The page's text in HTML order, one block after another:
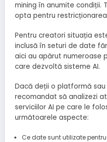
mining în anumite condiții.
opta pentru
Pentru creatori situația
inclusă în seturi de date
aici au apărut numeroase
care dezvoltă sisteme AI.
Dacă deții o platformă sau
recomandat să analizezi
serviciilor AI pe care le
următoarele aspecte:
Ce date sunt utilizate